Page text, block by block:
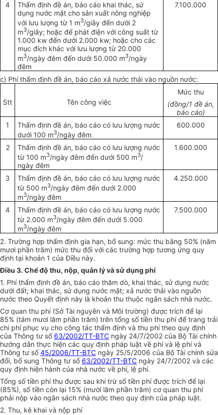
4 Thẩm định đề án, báo cáo khai thác, sử
dụng nước mặt cho sản xuất nông nghiệp
với lưu lượng từ 1 m3/giây đến dưới 2
m3/giây; hoặc để phát điện với công suất từ
1.000 kw đến dưới 2.000 kw; hoặc cho các
mục đích khác với lưu lượng từ 20.000
m3/ngày đêm đến dưới 50.000 m3/ngày
đêm
7.100.000
c) Phí thẩm định đề án, báo cáo xả nước thải vào nguồn nước:
Stt Tên công việc
Mức thu
(đồng/1 đề án,
báo cáo)
1
Thẩm định đề án, báo cáo có lưu lượng nước
dưới 100 m3/ngày đêm
600.000
2
Thẩm định đề án, báo cáo có lưu lượng nước
từ 100 m3/ngày đêm đến dưới 500 m3/
ngày đêm
1.600.000
3 Thẩm định đề án, báo cáo có lưu lượng nước
từ 500 m3/ngày đêm đến dưới 2.000
m3/ngày đêm
4.250.000
4
Thẩm định đề án, báo cáo có lưu lượng nước
từ 2.000 m3/ngày đêm đến dưới 5.000
m3/ngày đêm
7.500.000
2. Trường hợp thẩm định gia hạn, bổ sung: mức thu bằng 50% (năm
mươi phần trăm) mức thu đối với các trường hợp tương ứng quy
định tại khoản 1 của Điều này.
Điều 3. Chế độ thu, nộp, quản lý và sử dụng phí
1. Phí thẩm định đề án, báo cáo thăm dò, khai thác, sử dụng nước
dưới đất; khai thác, sử dụng nước mặt; xả nước thải vào nguồn
nước theo Quyết định này là khoản thu thuộc ngân sách nhà nước.
Cơ quan thu phí (Sở Tài nguyên và Môi trường) được trích để lại
85% (tám mươi lăm phần trăm) trên tổng số tiền thu phí để trang trải
chi phí phục vụ cho công tác thẩm định và thu phí theo quy định
của Thông tư số 63/2002/TT-BTC ngày 24/7/2002 của Bộ Tài chính
hướng dẫn thực hiện các quy định pháp luật về phí và lệ phí và
Thông tư số45/2006/TT-BTC ngày 25/5/2006 của Bộ Tài chính sửa
đổi, bổ sung Thông tư số 63/2002/TT-BTC ngày 24/7/2002 và các
quy định hiện hành của nhà nước về phí, lệ phí.
Tổng số tiền phí thu được sau khi trừ số tiền phí được trích để lại
(85%), số tiền còn lại 15% (mười lăm phần trăm) cơ quan thu phí
phải nộp vào ngân sách nhà nước theo quy định của pháp luật.
2. Thu, kê khai và nộp phí